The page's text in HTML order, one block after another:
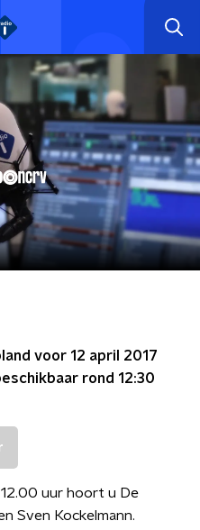
voor 12 april 2017
rond 12:30
uur hoort u De
Sven Kockelmann.